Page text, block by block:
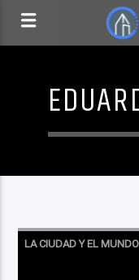
LA CIUDAD Y EL MUNDO